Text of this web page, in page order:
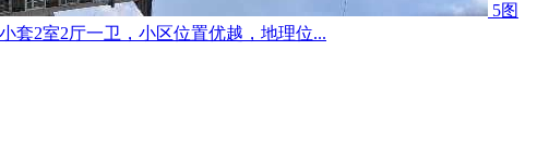
5图
套2室2厅一卫，小区位置优越，地理位...